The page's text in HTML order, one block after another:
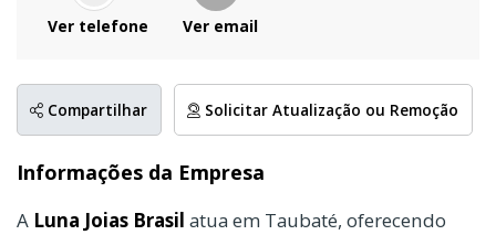
Ver telefone Ver email
Compartilhar Solicitar Atualização ou Remoção
Informações da Empresa
A Luna Joias Brasil atua em Taubaté, oferecendo